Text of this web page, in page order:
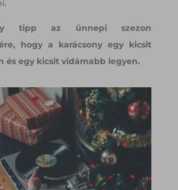
tipp az ünnepi szezon
hogy a karácsony egy kicsit
és egy kicsit vidámabb legyen.